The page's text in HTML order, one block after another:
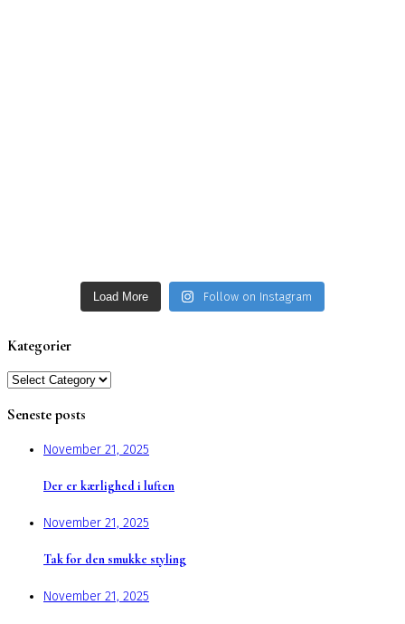
Load More Follow on Instagram
Kategorier
Kategorier
Seneste posts
November 21, 2025
Der er kærlighed i luften
November 21, 2025
Tak for den smukke styling
November 21, 2025